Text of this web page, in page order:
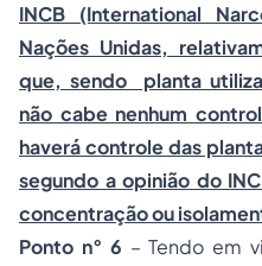
INCB (International
Nações Unidas,
que, sendo planta
não cabe nenhum
haverá controle das
segundo a opinião do
concentração ou
Ponto n° 6 – Tendo em